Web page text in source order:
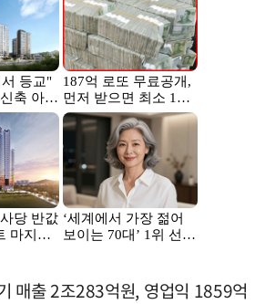
매출 2조283억원, 영업익 1859억